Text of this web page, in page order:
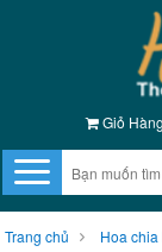
Giỏ Hàng
Trang chủ Hoa chia